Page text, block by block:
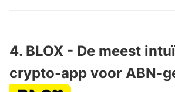
4. BLOX - De meest
crypto-app voor ABN-